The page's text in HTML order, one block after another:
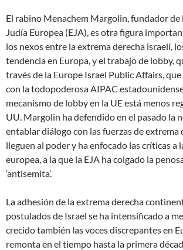
El rabino Menachem Margolin, fundador de
Judía Europea (EJA), es otra figura
los nexos entre la extrema derecha israelí,
tendencia en Europa, y el trabajo de lobby,
través de la Europe Israel Public Affairs,
con la todopoderosa AIPAC
mecanismo de lobby en la UE está menos
UU. Margolin ha defendido en el pasado la
entablar diálogo con las fuerzas de extrema
lleguen al poder y ha enfocado las críticas a
europea, a la que la EJA ha colgado la
‘antisemita’.
La adhesión de la extrema derecha
postulados de Israel se ha intensificado a
crecido también las voces discrepantes en
remonta en el tiempo hasta la primera